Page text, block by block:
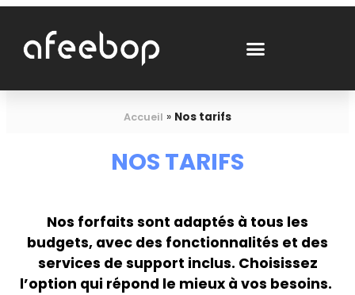
Accueil » Nos tarifs
NOS TARIFS
Nos forfaits sont adaptés à tous les
budgets, avec des fonctionnalités et des
services de support inclus. Choisissez
l’option qui répond le mieux à vos besoins.